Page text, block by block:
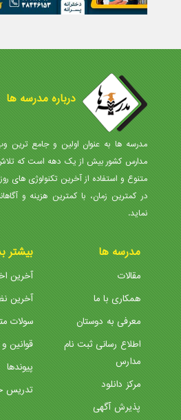
درباره مدرسه ها
مدرسه ها به عنوان اولین و جامع
مدارس کشور بیش از یک دهه است که
متنوع و استفاده از آخرین تکنولوژی های
در کمترین زمان، با کمترین هزینه و
نماید.
مدرسه ها
مقالات
همکاری با ما
معرفی به دوستان
اطلاع رسانی ثبت نام
مدارس
مرکز دانلود
پذیرش آگهی
بیشتر
آخرین
آخرین
سولات
قوانین
پیوندها